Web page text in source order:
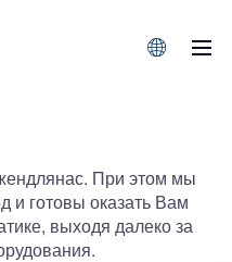
При этом мы
и готовы оказать Вам
выходя далеко за